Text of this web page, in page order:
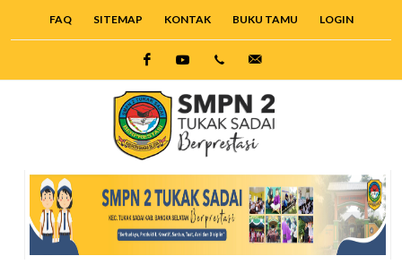
FAQ SITEMAP KONTAK BUKU TAMU LOGIN
FacebookTwitter 6285221090326